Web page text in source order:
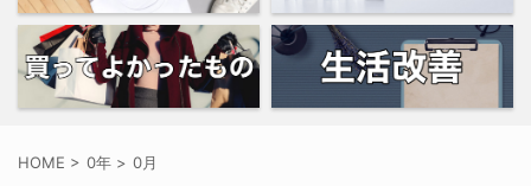
HOME > 0年 > 0月